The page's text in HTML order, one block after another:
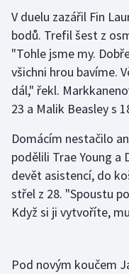
Gymnastika
Házená
Jezdectví
Krasobruslení
Lezení
Moderní pětiboj
V duelu zazářil Fin
bodů. Trefil šest z
"Tohle jsme my.
všichni hrou bavíme.
dál," řekl.
23 a Malik Beasley s
Domácím nestačilo
podělili Trae Young a
devět asistencí, do
střel z 28. "Spoustu
Když si ji vytvoříte,
Pod novým koučem